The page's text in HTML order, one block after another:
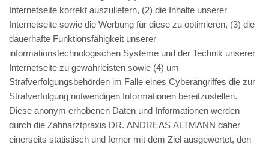
Internetseite korrekt auszuliefern, (2) die Inhalte unserer
Internetseite sowie die Werbung für diese zu optimieren, (3) die
dauerhafte Funktionsfähigkeit unserer
informationstechnologischen Systeme und der Technik unserer
Internetseite zu gewährleisten sowie (4) um
Strafverfolgungsbehörden im Falle eines Cyberangriffes die zur
Strafverfolgung notwendigen Informationen bereitzustellen.
Diese anonym erhobenen Daten und Informationen werden
durch die Zahnarztpraxis DR. ANDREAS ALTMANN daher
einerseits statistisch und ferner mit dem Ziel ausgewertet, den